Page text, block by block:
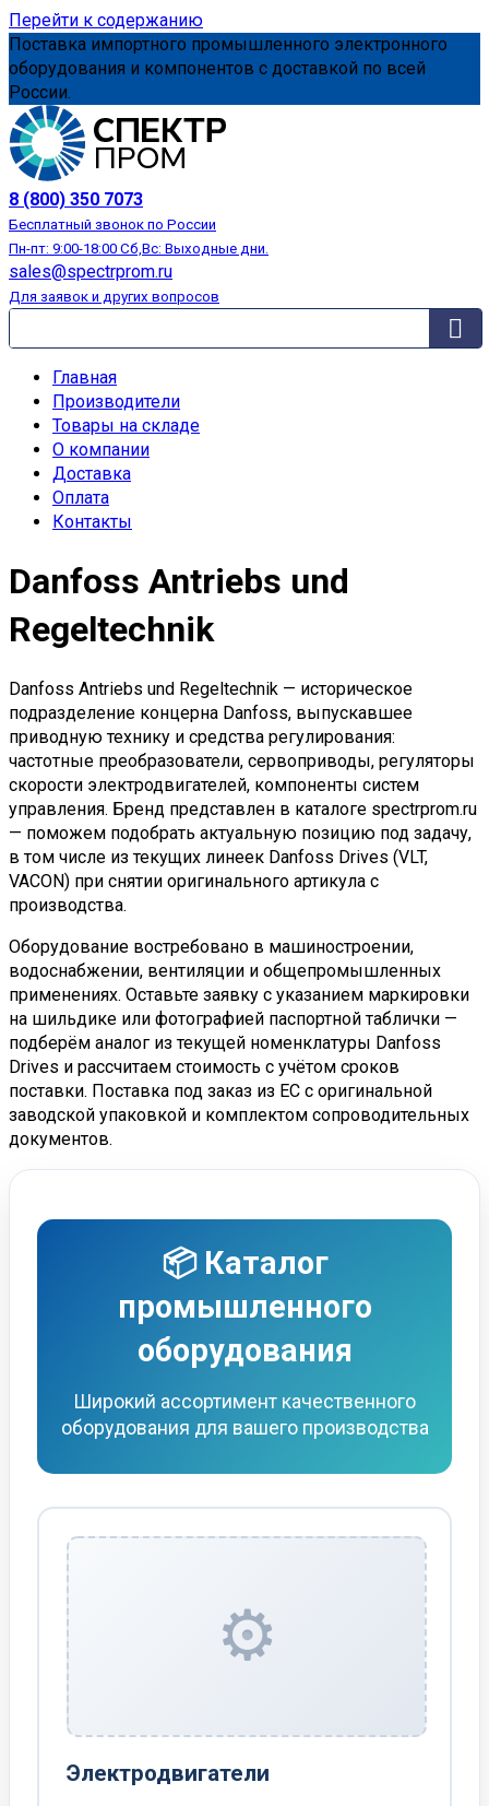
Перейти к содержанию
Поставка импортного промышленного электронного
оборудования и компонентов с доставкой по всей
России.
8 (800) 350 7073
Бесплатный звонок по России
Пн-пт: 9:00-18:00 Сб,Вс: Выходные дни.
sales@spectrprom.ru
Для заявок и других вопросов
Главная
Производители
Товары на складе
О компании
Доставка
Оплата
Контакты
Danfoss Antriebs und
Regeltechnik
Danfoss Antriebs und Regeltechnik — историческое
подразделение концерна Danfoss, выпускавшее
приводную технику и средства регулирования:
частотные преобразователи, сервоприводы, регуляторы
скорости электродвигателей, компоненты систем
управления. Бренд представлен в каталоге spectrprom.ru
— поможем подобрать актуальную позицию под задачу,
в том числе из текущих линеек Danfoss Drives (VLT,
VACON) при снятии оригинального артикула с
производства.
Оборудование востребовано в машиностроении,
водоснабжении, вентиляции и общепромышленных
применениях. Оставьте заявку с указанием маркировки
на шильдике или фотографией паспортной таблички —
подберём аналог из текущей номенклатуры Danfoss
Drives и рассчитаем стоимость с учётом сроков
поставки. Поставка под заказ из ЕС с оригинальной
заводской упаковкой и комплектом сопроводительных
документов.
📦 Каталог
промышленного
оборудования
Широкий ассортимент качественного
оборудования для вашего производства
⚙️
Электродвигатели